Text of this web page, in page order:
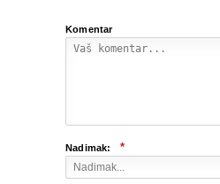
Komentar
Nadimak: *